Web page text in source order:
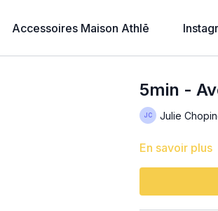
Accessoires Maison Athlē
5min -
Julie
En savoir plus